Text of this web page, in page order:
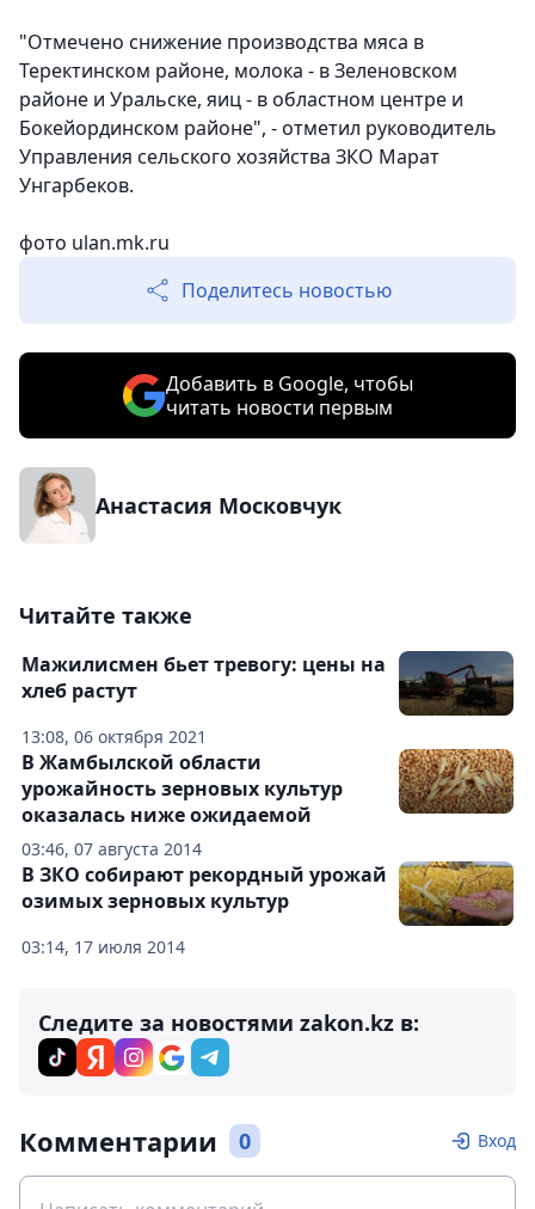
"Отмечено снижение производства мяса в
Теректинском районе, молока - в Зеленовском
районе и Уральске, яиц - в областном центре и
Бокейординском районе", - отметил руководитель
Управления сельского хозяйства ЗКО Марат
Унгарбеков.
фото ulan.mk.ru
Поделитесь новостью
Добавить в Google, чтобы
читать новости первым
Анастасия Московчук
Читайте также
13:08, 06 октября 2021
Мажилисмен бьет тревогу: цены на
хлеб растут
03:46, 07 августа 2014
В Жамбылской области
урожайность зерновых культур
оказалась ниже ожидаемой
03:14, 17 июля 2014
В ЗКО собирают рекордный урожай
озимых зерновых культур
Следите за новостями zakon.kz в:
Комментарии 0 Вход